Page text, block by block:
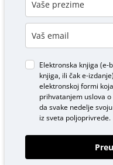
Elektronska knjiga (e-
knjiga, ili čak e-
elektronskoj formi
prihvatanjem uslova o
da svake nedelje
iz sveta poljoprivrede.